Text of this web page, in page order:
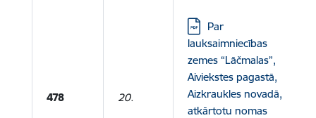
478 20.
Lejupielādēt:
Par
lauksaimniecības
zemes “Lāčmalas”,
Aiviekstes pagastā,
Aizkraukles novadā,
atkārtotu nomas